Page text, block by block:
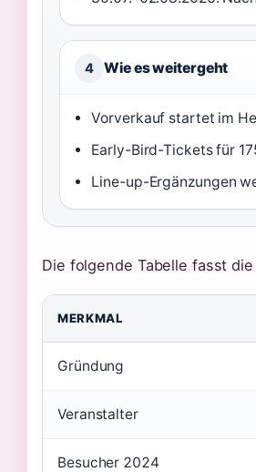
4 Wie es weitergeht
Vorverkauf startet im
Early-Bird-Tickets für
Line-up-Ergänzungen
Die folgende Tabelle fasst
MERKMAL
Gründung
Veranstalter
Besucher 2024